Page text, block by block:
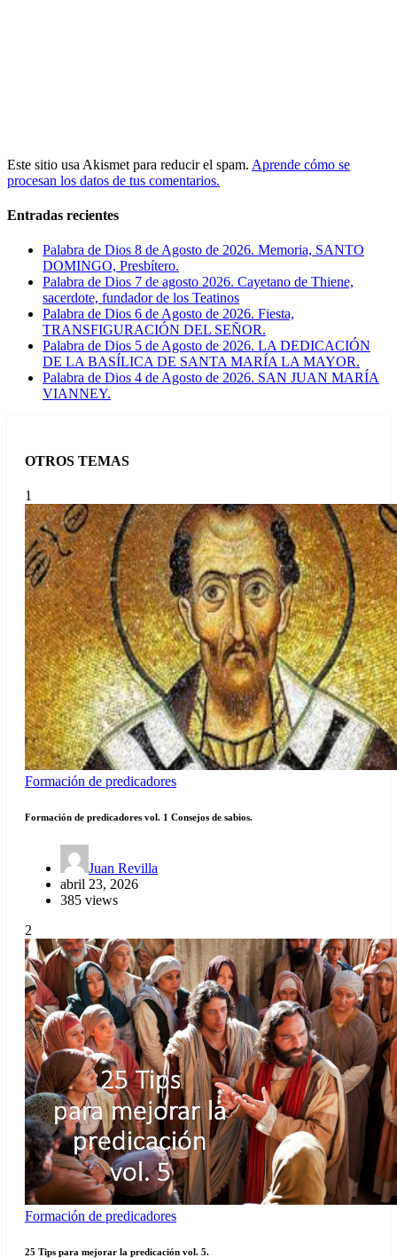
Este sitio usa Akismet para reducir el spam. Aprende cómo se
procesan los datos de tus comentarios.
Entradas recientes
Palabra de Dios 8 de Agosto de 2026. Memoria, SANTO
DOMINGO, Presbítero.
Palabra de Dios 7 de agosto 2026. Cayetano de Thiene,
sacerdote, fundador de los Teatinos
Palabra de Dios 6 de Agosto de 2026. Fiesta,
TRANSFIGURACIÓN DEL SEÑOR.
Palabra de Dios 5 de Agosto de 2026. LA DEDICACIÓN
DE LA BASÍLICA DE SANTA MARÍA LA MAYOR.
Palabra de Dios 4 de Agosto de 2026. SAN JUAN MARÍA
VIANNEY.
OTROS TEMAS
1
Formación de predicadores
Formación de predicadores vol. 1 Consejos de sabios.
Juan Revilla
abril 23, 2026
385 views
2
Formación de predicadores
25 Tips para mejorar la predicación vol. 5.